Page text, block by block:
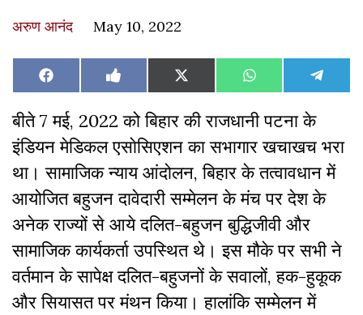
अरुण आनंद May 10, 2022
Share
on
Facebook Share
on
Like
on
Facebook
Share
on
X
(Twitter)
Share
on
WhatsAppShare
on
बीते 7 मई, 2022 को बिहार की राजधानी पटना के
इंडियन मेडिकल एसाेसिएशन का सभागार खचाखच भरा
था। सामाजिक न्याय आंदोलन, बिहार के तत्वावधान में
आयोजित बहुजन दावेदारी सम्मेलन के मंच पर देश के
अनेक राज्यों से आये दलित-बहुजन बुद्धिजीवी और
सामाजिक कार्यकर्ता उपस्थित थे। इस मौके पर सभी ने
वर्तमान के सापेक्ष दलित-बहुजनों के सवालों, हक-हुकूक
और सियासत पर मंथन किया। हालांकि सम्मेलन में